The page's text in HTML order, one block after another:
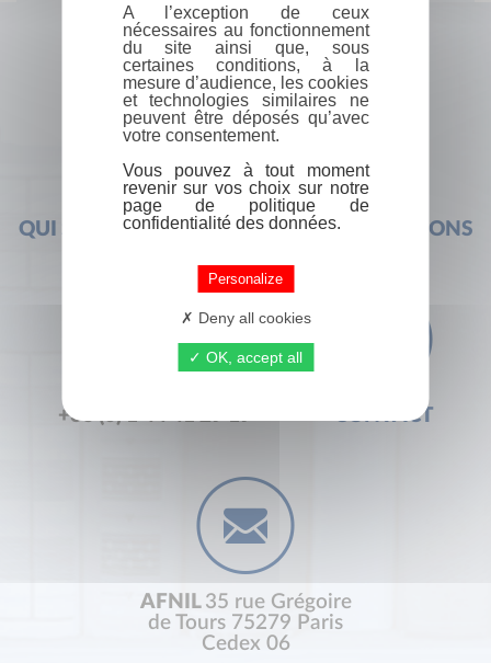
QUI SOMMES-NOUS ? FOIRE AUX QUESTIONS
+33 (0) 1 44 41 29 19 CONTACT
AFNIL 35 rue Grégoire
de Tours 75279 Paris
Cedex 06
A l’exception de ceux
nécessaires au fonctionnement
du site ainsi que, sous
certaines conditions, à la
mesure d’audience, les cookies
et technologies similaires ne
peuvent être déposés qu’avec
votre consentement.
Vous pouvez à tout moment
revenir sur vos choix sur notre
page de politique de
confidentialité des données.
Personalize
Deny all cookies
OK, accept all